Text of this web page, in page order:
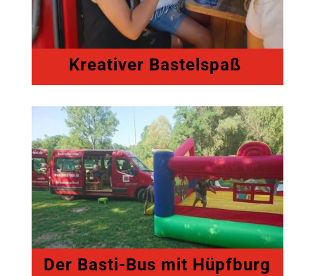
Kreativer Bastelspaß
Der Basti-Bus mit Hüpfburg